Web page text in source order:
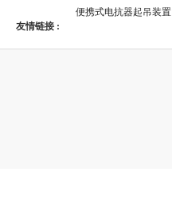
友情链接 :
便携式电抗器起吊装置